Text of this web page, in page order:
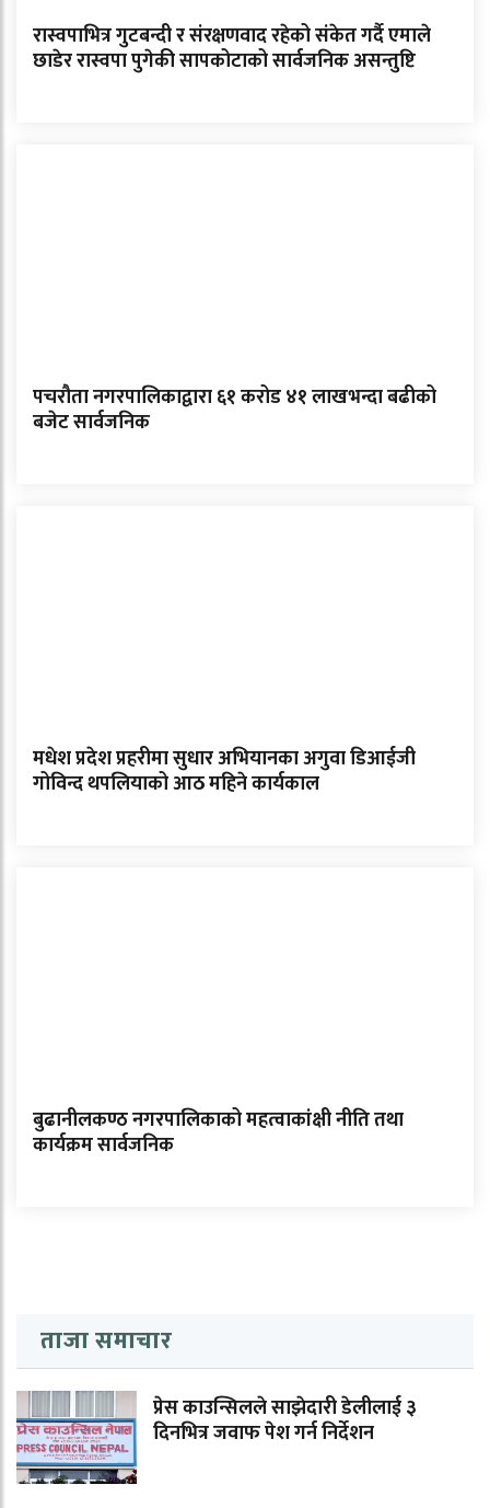
रास्वपाभित्र गुटबन्दी र संरक्षणवाद रहेको संकेत गर्दै एमाले
छाडेर रास्वपा पुगेकी सापकोटाको सार्वजनिक असन्तुष्टि
पचरौता नगरपालिकाद्वारा ६१ करोड ४१ लाखभन्दा बढीको
बजेट सार्वजनिक
मधेश प्रदेश प्रहरीमा सुधार अभियानका अगुवा डिआईजी
गोविन्द थपलियाको आठ महिने कार्यकाल
बुढानीलकण्ठ नगरपालिकाको महत्वाकांक्षी नीति तथा
कार्यक्रम सार्वजनिक
ताजा समाचार
प्रेस काउन्सिलले साझेदारी डेलीलाई ३
दिनभित्र जवाफ पेश गर्न निर्देशन